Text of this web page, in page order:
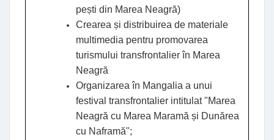
pești din Marea Neagră)
Crearea și distribuirea de materiale
multimedia pentru promovarea
turismului transfrontalier în Marea
Neagră
Organizarea în Mangalia a unui
festival transfrontalier intitulat "Marea
Neagră cu Marea Maramă și Dunărea
cu Naframă";